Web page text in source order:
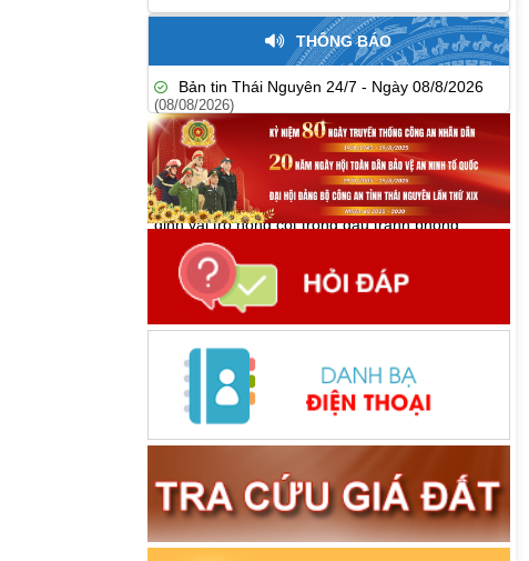
THÔNG BÁO
Bản tin Thái Nguyên 24/7 - Ngày 08/8/2026
(08/08/2026)
Tháo gỡ khó khăn, hỗ trợ doanh nghiệp tiếp
cận nguồn vốn tín dụng ngân hàng
(08/08/2026)
Chủ tịch Quốc hội Trần Thanh Mẫn: Khẳng
định vai trò nòng cốt trong đấu tranh phòng,
chống tham
(08/08/2026)